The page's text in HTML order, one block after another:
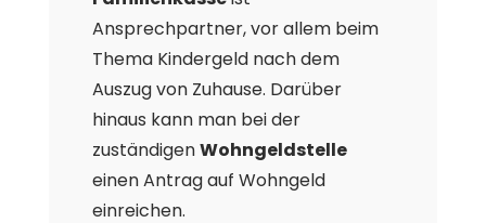
Ansprechpartner, vor allem beim
Thema Kindergeld nach dem
Auszug von Zuhause. Darüber
hinaus kann man bei der
zuständigenWohngeldstelle
einen Antrag auf Wohngeld
einreichen.